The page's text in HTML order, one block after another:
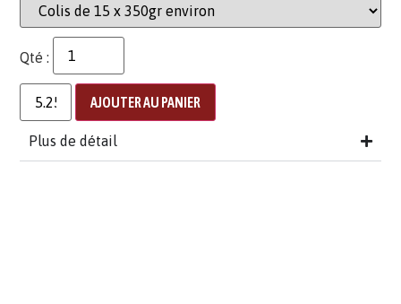
Qté :
AJOUTER AU PANIER
Plus de détail